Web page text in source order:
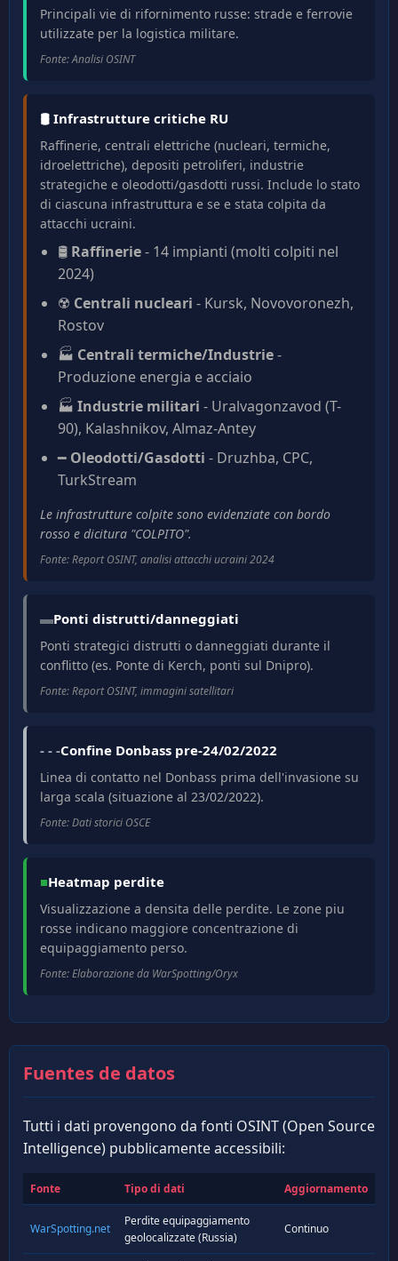
Principali vie di rifornimento russe: strade e ferrovie
utilizzate per la logistica militare.
Fonte: Analisi OSINT
🛢️ Infrastrutture critiche RU
Raffinerie, centrali elettriche (nucleari, termiche,
idroelettriche), depositi petroliferi, industrie
strategiche e oleodotti/gasdotti russi. Include lo stato
di ciascuna infrastruttura e se e stata colpita da
attacchi ucraini.
🛢️ Raffinerie- 14 impianti (molti colpiti nel
2024)
☢️ Centrali nucleari - Kursk, Novovoronezh,
Rostov
🏭 Centrali termiche/Industrie-
Produzione energia e acciaio
🏭 Industrie militari - Uralvagonzavod (T-
90), Kalashnikov, Almaz-Antey
━ Oleodotti/Gasdotti - Druzhba, CPC,
TurkStream
Le infrastrutture colpite sono evidenziate con bordo
rosso e dicitura "COLPITO".
Fonte: Report OSINT, analisi attacchi ucraini 2024
▬Ponti distrutti/danneggiati
Ponti strategici distrutti o danneggiati durante il
conflitto (es. Ponte di Kerch, ponti sul Dnipro).
Fonte: Report OSINT, immagini satellitari
- - -Confine Donbass pre-24/02/2022
Linea di contatto nel Donbass prima dell'invasione su
larga scala (situazione al 23/02/2022).
Fonte: Dati storici OSCE
■Heatmap perdite
Visualizzazione a densita delle perdite. Le zone piu
rosse indicano maggiore concentrazione di
equipaggiamento perso.
Fonte: Elaborazione da WarSpotting/Oryx
Fuentes de datos
Tutti i dati provengono da fonti OSINT (Open Source
Intelligence) pubblicamente accessibili:
Fonte Tipo di dati Aggiornamento
WarSpotting.net
Perdite equipaggiamento
geolocalizzate (Russia)
Continuo